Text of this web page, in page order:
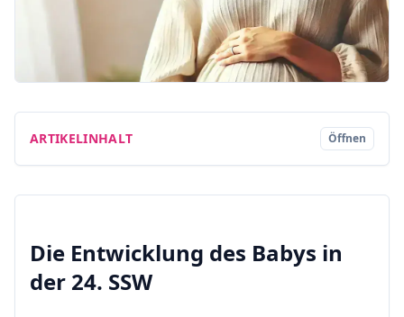
ARTIKELINHALT Öffnen
Die Entwicklung des Babys in
der 24. SSW